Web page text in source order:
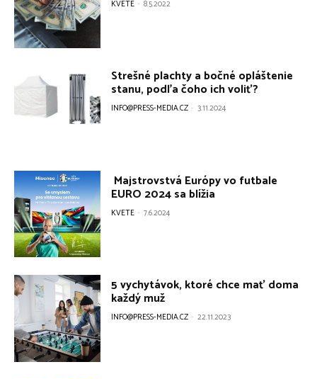
KVETE - 8.5.2022
Strešné plachty a bočné opláštenie
stanu, podľa čoho ich voliť?
INFO@PRESS-MEDIA.CZ - 3.11.2024
Majstrovstvá Európy vo futbale
EURO 2024 sa blížia
KVETE - 7.6.2024
5 vychytávok, ktoré chce mať doma
každý muž
INFO@PRESS-MEDIA.CZ - 22.11.2023